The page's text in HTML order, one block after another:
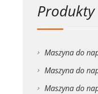
Produkty
Maszyna do
Maszyna do
Maszyna do